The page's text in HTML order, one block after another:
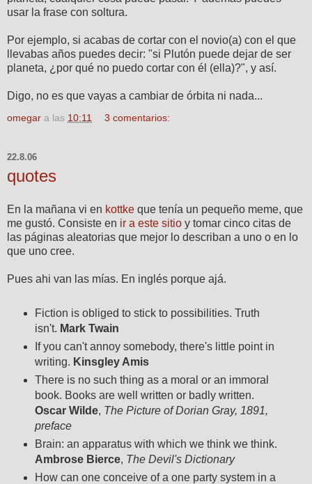
usar la frase con soltura.
Por ejemplo, si acabas de cortar con el novio(a) con el que
llevabas años puedes decir: "si Plutón puede dejar de ser
planeta, ¿por qué no puedo cortar con él (ella)?", y así.
Digo, no es que vayas a cambiar de órbita ni nada...
omegar a las 10:11 3 comentarios:
22.8.06
quotes
En la mañana vi en kottke que tenía un pequeño meme, que
me gustó. Consiste en ir a este sitio y tomar cinco citas de
las páginas aleatorias que mejor lo describan a uno o en lo
que uno cree.
Pues ahi van las mías. En inglés porque ajá.
Fiction is obliged to stick to possibilities. Truth
isn't. Mark Twain
If you can't annoy somebody, there's little point in
writing. Kinsgley Amis
There is no such thing as a moral or an immoral
book. Books are well written or badly written.
Oscar Wilde, The Picture of Dorian Gray, 1891,
preface
Brain: an apparatus with which we think we think.
Ambrose Bierce, The Devil's Dictionary
How can one conceive of a one party system in a